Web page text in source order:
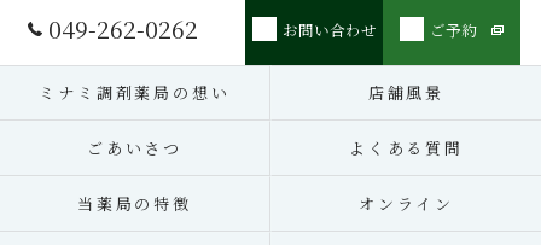
049-262-0262 お問い合わせ ご予約
ミナミ調剤薬局の想い 店舗風景
ごあいさつ よくある質問
当薬局の特徴 オンライン